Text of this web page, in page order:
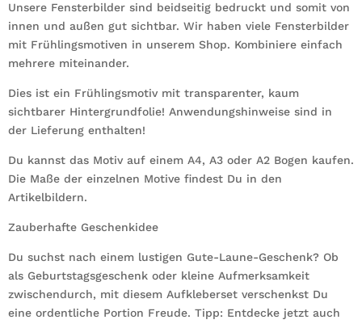
Unsere Fensterbilder sind beidseitig bedruckt und somit von
innen und außen gut sichtbar. Wir haben viele Fensterbilder
mit Frühlingsmotiven in unserem Shop. Kombiniere einfach
mehrere miteinander.
Dies ist ein Frühlingsmotiv mit transparenter, kaum
sichtbarer Hintergrundfolie! Anwendungshinweise sind in
der Lieferung enthalten!
Du kannst das Motiv auf einem A4, A3 oder A2 Bogen kaufen.
Die Maße der einzelnen Motive findest Du in den
Artikelbildern.
Zauberhafte Geschenkidee
Du suchst nach einem lustigen Gute-Laune-Geschenk? Ob
als Geburtstagsgeschenk oder kleine Aufmerksamkeit
zwischendurch, mit diesem Aufkleberset verschenkst Du
eine ordentliche Portion Freude. Tipp: Entdecke jetzt auch